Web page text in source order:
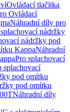
Ovládací tlačítka
Ovládací
Náhradní díly pro
nádržky
nádržky pod
KappaNáhradní
Pro splachovací
splachovací
pod omítku
pod omítku
Náhradní díly